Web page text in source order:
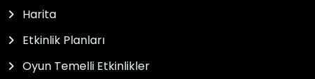
Harita
Etkinlik Planları
Oyun Temelli Etkinlikler